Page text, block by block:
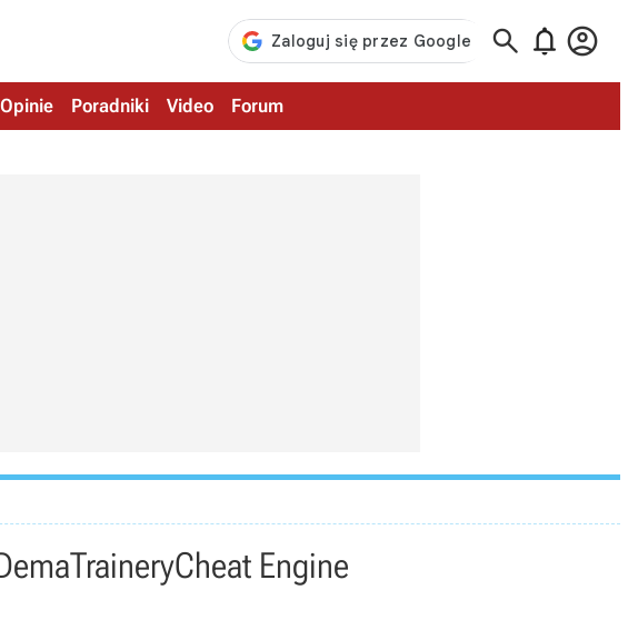
  
Opinie Poradniki Video Forum
TraineryCheat Engine